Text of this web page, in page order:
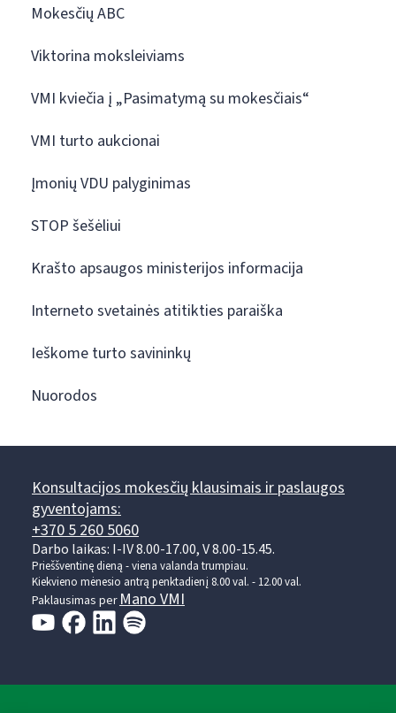
Mokesčių ABC
Viktorina moksleiviams
VMI kviečia į „Pasimatymą su mokesčiais“
VMI turto aukcionai
Įmonių VDU palyginimas
STOP šešėliui
Krašto apsaugos ministerijos informacija
Interneto svetainės atitikties paraiška
Ieškome turto savininkų
Nuorodos
Konsultacijos mokesčių klausimais ir paslaugos
gyventojams:
+370 5 260 5060
Darbo laikas: I-IV 8.00-17.00, V 8.00-15.45.
Prieššventinę dieną - viena valanda trumpiau.
Kiekvieno mėnesio antrą penktadienį 8.00 val. - 12.00 val.
Paklausimas perMano VMI